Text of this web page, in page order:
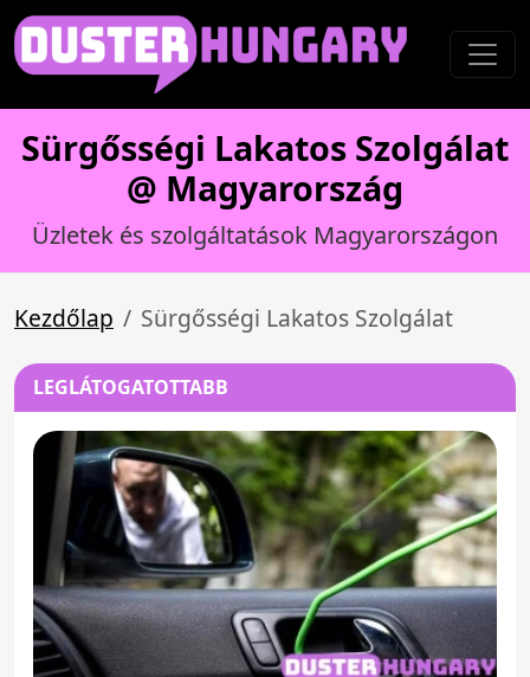
Sürgősségi Lakatos Szolgálat
@ Magyarország
Üzletek és szolgáltatások Magyarországon
Kezdőlap Sürgősségi Lakatos Szolgálat
LEGLÁTOGATOTTABB